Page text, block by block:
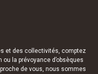
et des collectivités, comptez
la prévoyance d’obsèques
de vous, nous sommes